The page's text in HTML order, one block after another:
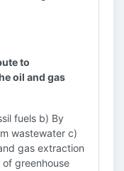
to
oil and gas
fuels b) By
wastewater c)
gas extraction
greenhouse